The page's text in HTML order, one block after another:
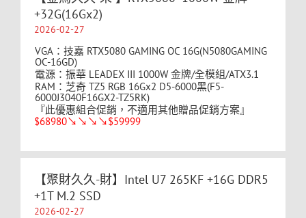
+32G(16Gx2)
2026-02-27
VGA：技嘉 RTX5080 GAMING OC 16G(N5080GAMING
OC-16GD)
電源：振華 LEADEX III 1000W 金牌/全模組/ATX3.1
RAM：芝奇 TZ5 RGB 16Gx2 D5-6000黑(F5-
6000J3040F16GX2-TZ5RK)
『此優惠組合促銷，不適用其他贈品促銷方案』
$68980↘↘↘↘$59999
【聚財久久-財】Intel U7 265KF +16G DDR5
+1T M.2 SSD
2026-02-27